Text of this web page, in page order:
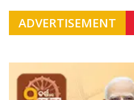
ADVERTISEMENT